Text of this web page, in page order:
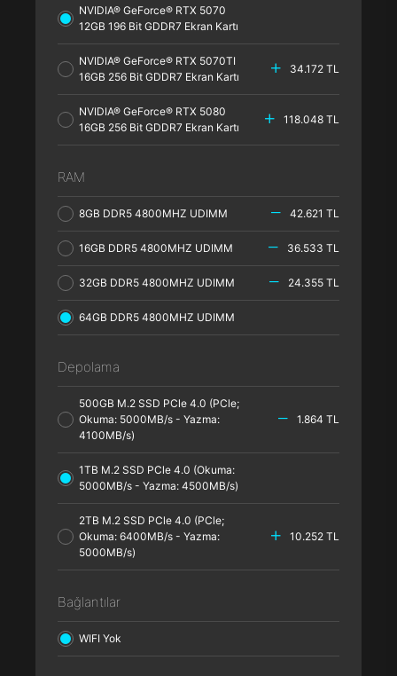
NVIDIA® GeForce® RTX 5070
12GB 196 Bit GDDR7 Ekran Kartı
NVIDIA® GeForce® RTX 5070TI
16GB 256 Bit GDDR7 Ekran Kartı
34.172 TL
NVIDIA® GeForce® RTX 5080
16GB 256 Bit GDDR7 Ekran Kartı
118.048 TL
RAM
8GB DDR5 4800MHZ UDIMM 42.621 TL
16GB DDR5 4800MHZ UDIMM 36.533 TL
32GB DDR5 4800MHZ UDIMM 24.355 TL
64GB DDR5 4800MHZ UDIMM
Depolama
500GB M.2 SSD PCle 4.0 (PCle;
Okuma: 5000MB/s - Yazma:
4100MB/s)
1.864 TL
1TB M.2 SSD PCle 4.0 (Okuma:
5000MB/s - Yazma: 4500MB/s)
2TB M.2 SSD PCle 4.0 (PCle;
Okuma: 6400MB/s - Yazma:
5000MB/s)
10.252 TL
Bağlantılar
WIFI Yok